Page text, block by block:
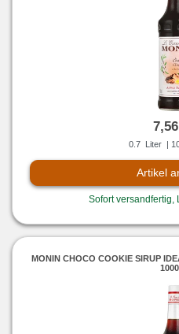
0.7 Liter |
Artikel
Sofort versandfertig,
MONIN CHOCO COOKIE SIRUP